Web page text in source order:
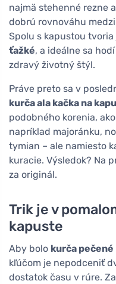
najmä stehenné rezne
dobrú rovnováhu
Spolu s kapustou tvoria
ťažké, a ideálne sa
zdravý životný štýl.
Práve preto sa v
kurča ala kačka na
podobného korenia,
napríklad majoránku,
tymian – ale namiesto
kuracie. Výsledok? Na
za originál.
Trik je v
kapuste
Aby bolo kurča pečené
kľúčom je nepodceniť
dostatok času v rúre.